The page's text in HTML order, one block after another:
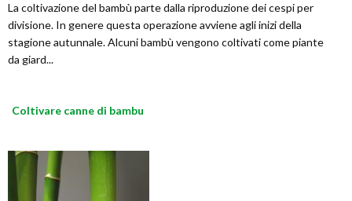
La coltivazione del bambù parte dalla riproduzione dei cespi per
divisione. In genere questa operazione avviene agli inizi della
stagione autunnale. Alcuni bambù vengono coltivati come piante
da giard...
Coltivare canne di bambu